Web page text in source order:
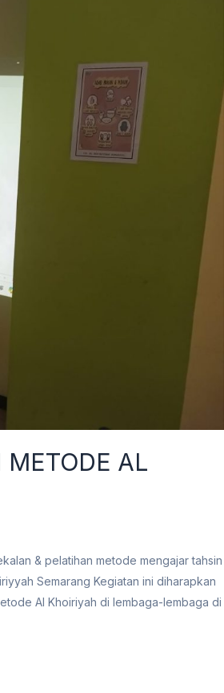
METODE AL
& pelatihan metode mengajar tahsin
Semarang Kegiatan ini diharapkan
Al Khoiriyah di lembaga-lembaga di